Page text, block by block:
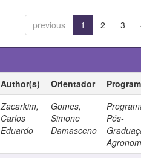
previous 1 2 3
Author(s) Orientador Program
Zacarkim,
Carlos
Eduardo
Gomes,
Simone
Damasceno
Pós-